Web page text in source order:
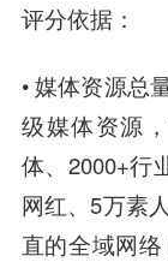
评分依据：
• 媒体资源总
级媒体资源
体、2000+行
网红、5万素
直的全域网